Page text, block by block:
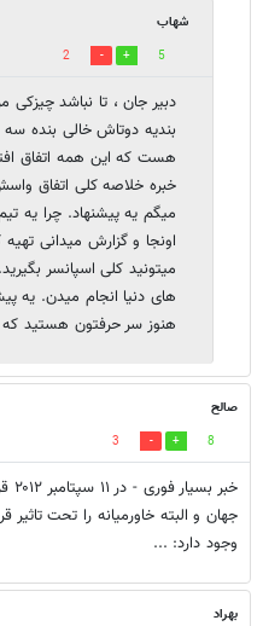
شهاب
5
2
دبیر جان ، تا نباشد
بندیه دوتاش خالی بنده
هست که این همه اتفاق
خبره خلاصه کلی اتفاق
میگم یه پیشنهاد. چرا یه
اونجا و گزارش میدانی
میتونید کلی اسپانسر
های دنیا انجام میدن. یه
هنوز سر حرفتون هستید که
صالح
8
3
جهان و البته خاورمیانه را تحت
وجود دارد: ...
بهراد